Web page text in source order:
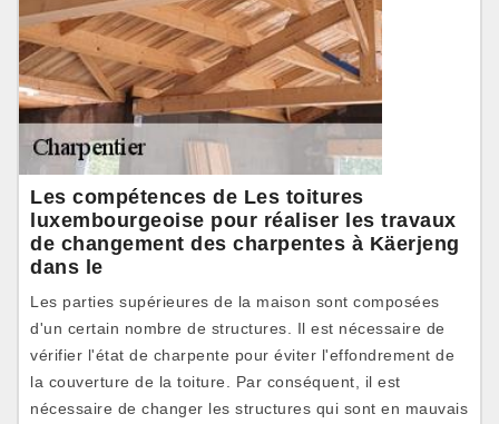
Les compétences de Les toitures
luxembourgeoise pour réaliser les travaux
de changement des charpentes à Käerjeng
dans le
Les parties supérieures de la maison sont composées
d'un certain nombre de structures. Il est nécessaire de
vérifier l'état de charpente pour éviter l'effondrement de
la couverture de la toiture. Par conséquent, il est
nécessaire de changer les structures qui sont en mauvais